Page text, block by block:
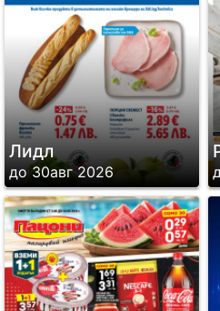
Лидл
до 30авг 2026